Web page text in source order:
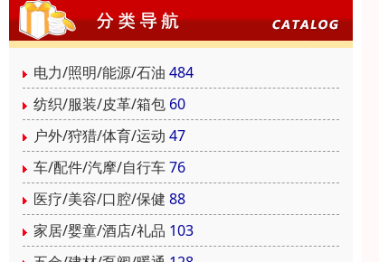
电力/照明/能源/石油 484
纺织/服装/皮革/箱包 60
户外/狩猎/体育/运动 47
车/配件/汽摩/自行车76
医疗/美容/口腔/保健 88
家居/婴童/酒店/礼品 103